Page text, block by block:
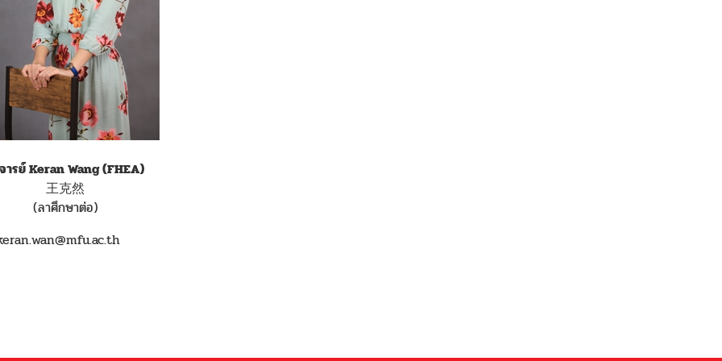
ารย์ Keran Wang(FHEA)
王克然
(ลาศึกษาต่อ)